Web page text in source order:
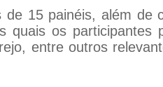
15 painéis, além de
quais os participantes
entre outros